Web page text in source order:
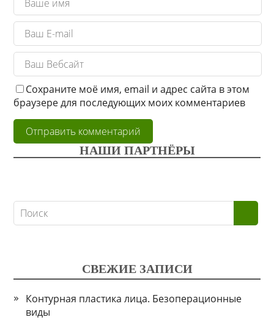
Сохраните моё имя, email и адрес сайта в этом
браузере для последующих моих комментариев
НАШИ ПАРТНЁРЫ
СВЕЖИЕ ЗАПИСИ
Контурная пластика лица. Безоперационные
виды